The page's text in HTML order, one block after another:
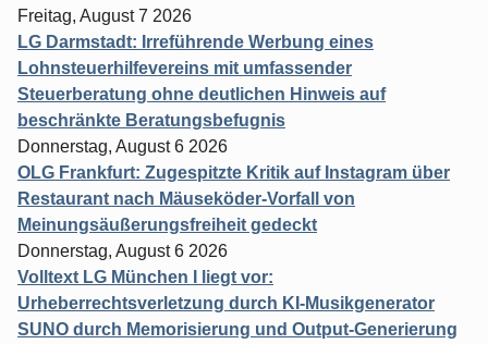
Freitag, August 7 2026
LG Darmstadt: Irreführende Werbung eines
Lohnsteuerhilfevereins mit umfassender
Steuerberatung ohne deutlichen Hinweis auf
beschränkte Beratungsbefugnis
Donnerstag, August 6 2026
OLG Frankfurt: Zugespitzte Kritik auf Instagram über
Restaurant nach Mäuseköder-Vorfall von
Meinungsäußerungsfreiheit gedeckt
Donnerstag, August 6 2026
Volltext LG München I liegt vor:
Urheberrechtsverletzung durch KI-Musikgenerator
SUNO durch Memorisierung und Output-Generierung